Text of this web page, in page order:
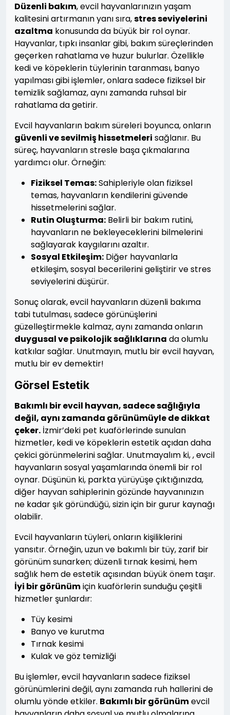
Düzenli bakım, evcil hayvanlarınızın yaşam
kalitesini artırmanın yanı sıra,stres seviyelerini
azaltma konusunda da büyük bir rol oynar.
Hayvanlar, tıpkı insanlar gibi, bakım süreçlerinden
geçerken rahatlama ve huzur bulurlar. Özellikle
kedi ve köpeklerin tüylerinin taranması, banyo
yapılması gibi işlemler, onlara sadece fiziksel bir
temizlik sağlamaz, aynı zamanda ruhsal bir
rahatlama da getirir.
Evcil hayvanların bakım süreleri boyunca, onların
güvenli ve sevilmiş hissetmeleri sağlanır. Bu
süreç, hayvanların stresle başa çıkmalarına
yardımcı olur. Örneğin:
Fiziksel Temas:Sahipleriyle olan fiziksel
temas, hayvanların kendilerini güvende
hissetmelerini sağlar.
Rutin Oluşturma: Belirli bir bakım rutini,
hayvanların ne bekleyeceklerini bilmelerini
sağlayarak kaygılarını azaltır.
Sosyal Etkileşim: Diğer hayvanlarla
etkileşim, sosyal becerilerini geliştirir ve stres
seviyelerini düşürür.
Sonuç olarak, evcil hayvanların düzenli bakıma
tabi tutulması, sadece görünüşlerini
güzelleştirmekle kalmaz, aynı zamanda onların
duygusal ve psikolojik sağlıklarına da olumlu
katkılar sağlar. Unutmayın, mutlu bir evcil hayvan,
mutlu bir ev demektir!
Görsel Estetik
Bakımlı bir evcil hayvan, sadece sağlığıyla
değil, aynı zamanda görünümüyle de dikkat
çeker. İzmir’deki pet kuaförlerinde sunulan
hizmetler, kedi ve köpeklerin estetik açıdan daha
çekici görünmelerini sağlar. Unutmayalım ki, , evcil
hayvanların sosyal yaşamlarında önemli bir rol
oynar. Düşünün ki, parkta yürüyüşe çıktığınızda,
diğer hayvan sahiplerinin gözünde hayvanınızın
ne kadar şık göründüğü, sizin için bir gurur kaynağı
olabilir.
Evcil hayvanların tüyleri, onların kişiliklerini
yansıtır. Örneğin, uzun ve bakımlı bir tüy, zarif bir
görünüm sunarken; düzenli tırnak kesimi, hem
sağlık hem de estetik açısından büyük önem taşır.
İyi bir görünümiçin kuaförlerin sunduğu çeşitli
hizmetler şunlardır:
Tüy kesimi
Banyo ve kurutma
Tırnak kesimi
Kulak ve göz temizliği
Bu işlemler, evcil hayvanların sadece fiziksel
görünümlerini değil, aynı zamanda ruh hallerini de
olumlu yönde etkiler. Bakımlı bir görünümevcil